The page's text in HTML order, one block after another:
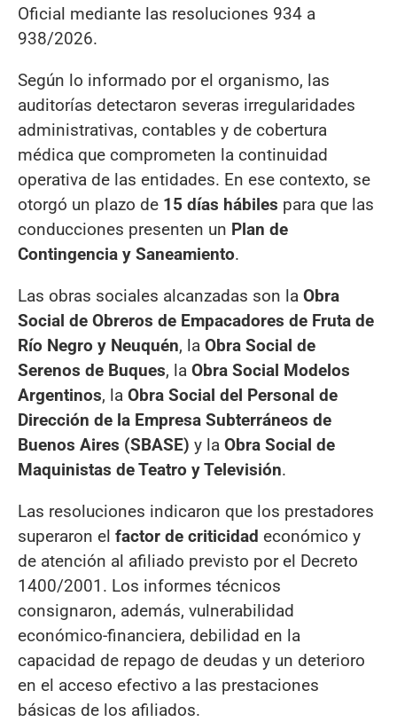
Oficial mediante las resoluciones 934 a
938/2026.
Según lo informado por el organismo, las
auditorías detectaron severas irregularidades
administrativas, contables y de cobertura
médica que comprometen la continuidad
operativa de las entidades. En ese contexto, se
otorgó un plazo de 15 días hábiles para que las
conducciones presenten un Plan de
Contingencia y Saneamiento.
Las obras sociales alcanzadas son la Obra
Social de Obreros de Empacadores de Fruta de
Río Negro y Neuquén, la Obra Social de
Serenos de Buques, la Obra Social Modelos
Argentinos, la Obra Social del Personal de
Dirección de la Empresa Subterráneos de
Buenos Aires (SBASE) y la Obra Social de
Maquinistas de Teatro y Televisión.
Las resoluciones indicaron que los prestadores
superaron el factor de criticidad económico y
de atención al afiliado previsto por el Decreto
1400/2001. Los informes técnicos
consignaron, además, vulnerabilidad
económico-financiera, debilidad en la
capacidad de repago de deudas y un deterioro
en el acceso efectivo a las prestaciones
básicas de los afiliados.